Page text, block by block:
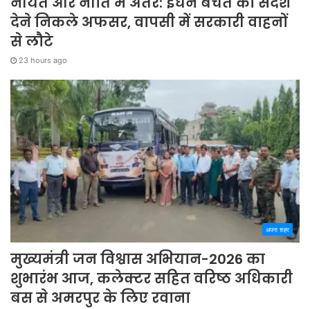
देने निकले अफसर, वापसी में सरकारी वाहनों
से लौटे
23 hours ago
अपना शहर
मुख्यमंत्री जन विश्वास अभियान-2026 का
शुभारंभ आज, कलेक्टर सहित वरिष्ठ अधिकारी
बस से अमरपुर के लिए रवाना